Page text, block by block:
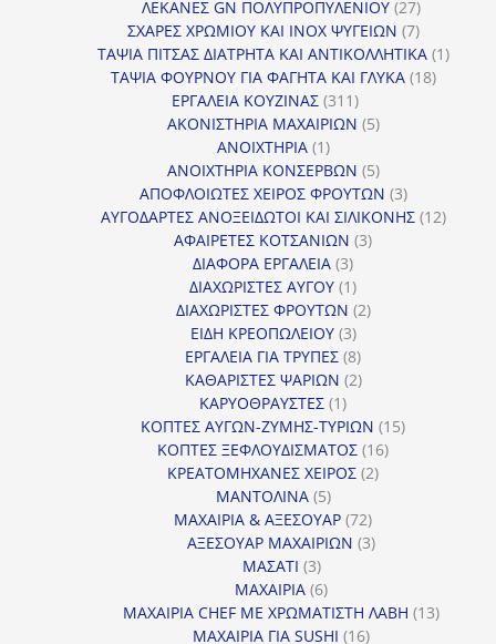
προϊόντα
ΛΕΚΑΝΕΣ GN ΠΟΛΥΠΡΟΠΥΛΕΝΙΟΥ 2727
προϊόντα
ΣΧΑΡΕΣ ΧΡΩΜΙΟΥ ΚΑΙ INOX ΨΥΓΕΙΩΝ 77
προϊόντα
ΤΑΨΙΑ ΠΙΤΣΑΣ ΔΙΑΤΡΗΤΑ ΚΑΙ ΑΝΤΙΚΟΛΛΗΤΙΚΑ 11
ΤΑΨΙΑ ΦΟΥΡΝΟΥ ΓΙΑ ΦΑΓΗΤΑ ΚΑΙ ΓΛΥΚΑ 1818
ΕΡΓΑΛΕΙΑ ΚΟΥΖΙΝΑΣ 311311
προϊόντα
ΑΚΟΝΙΣΤΗΡΙΑ ΜΑΧΑΙΡΙΩΝ 55
ΑΝΟΙΧΤΗΡΙΑ 11
προϊόν
ΑΝΟΙΧΤΗΡΙΑ ΚΟΝΣΕΡΒΩΝ 55
προϊόντα
ΑΠΟΦΛΟΙΩΤΕΣ ΧΕΙΡΟΣ ΦΡΟΥΤΩΝ 33
προϊόντα
ΑΥΓΟΔΑΡΤΕΣ ΑΝΟΞΕΙΔΩΤΟΙ ΚΑΙ ΣΙΛΙΚΟΝΗΣ 1212
ΑΦΑΙΡΕΤΕΣ ΚΟΤΣΑΝΙΩΝ 33
ΔΙΑΦΟΡΑ ΕΡΓΑΛΕΙΑ 33
προϊόντα
ΔΙΑΧΩΡΙΣΤΕΣ ΑΥΓΟΥ 11
προϊόν
ΔΙΑΧΩΡΙΣΤΕΣ ΦΡΟΥΤΩΝ 22
ΕΙΔΗ ΚΡΕΟΠΩΛΕΙΟΥ 33
προϊόντα
ΕΡΓΑΛΕΙΑ ΓΙΑ ΤΡΥΠΕΣ 88
προϊόντα
ΚΑΘΑΡΙΣΤΕΣ ΨΑΡΙΩΝ 22
ΚΑΡΥΟΘΡΑΥΣΤΕΣ 11
προϊόν
ΚΟΠΤΕΣ ΑΥΓΩΝ-ΖΥΜΗΣ-ΤΥΡΙΩΝ 1515
ΚΟΠΤΕΣ ΞΕΦΛΟΥΔΙΣΜΑΤΟΣ 1616
ΚΡΕΑΤΟΜΗΧΑΝΕΣ ΧΕΙΡΟΣ 22
ΜΑΝΤΟΛΙΝΑ 55
προϊόντα
ΜΑΧΑΙΡΙΑ & ΑΞΕΣΟΥΑΡ 7272
προϊόντα
ΑΞΕΣΟΥΑΡ ΜΑΧΑΙΡΙΩΝ 33
ΜΑΣΑΤΙ 33
προϊόντα
ΜΑΧΑΙΡΙΑ 66
προϊόντα
ΜΑΧΑΙΡΙΑ CHEF ΜΕ ΧΡΩΜΑΤΙΣΤΗ ΛΑΒΗ 1313
ΜΑΧΑΙΡΙΑ ΓΙΑ SUSHI 1616